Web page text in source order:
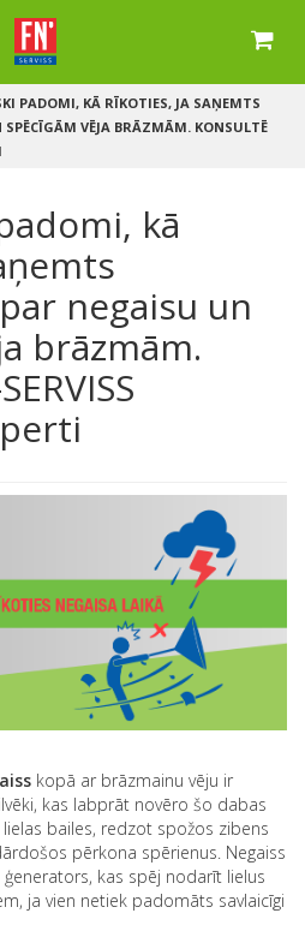
PADOMI, KĀ RĪKOTIES, JA SAŅEMTS
VĒJA BRĀZMĀM. KONSULTĒ
kā
negaisu un
brāzmām.
kopā ar brāzmainu vēju ir
kas labprāt novēro šo dabas
bailes, redzot spožos zibens
pērkona spērienus. Negaiss
kas spēj nodarīt lielus
ja vien netiek padomāts savlaicīgi